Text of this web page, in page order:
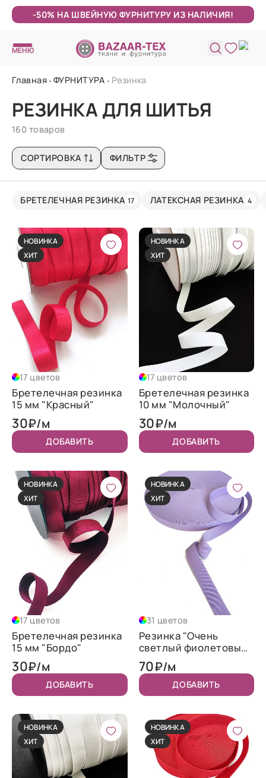
-50% НА ШВЕЙНУЮ ФУРНИТУРУ ИЗ НАЛИЧИЯ!
МЕНЮ
Главная ФУРНИТУРА Резинка
РЕЗИНКА ДЛЯ ШИТЬЯ
160 товаров
СОРТИРОВКА ФИЛЬТР
БРЕТЕЛЕЧНАЯ РЕЗИНКА 17 ЛАТЕКСНАЯ РЕЗИНКА 4
НОВИНКА
ХИТ
17 цветов
Бретелечная резинка
15 мм "Красный"
30₽/м
ДОБАВИТЬ
НОВИНКА
ХИТ
17 цветов
Бретелечная резинка
10 мм "Молочный"
30₽/м
ДОБАВИТЬ
НОВИНКА
ХИТ
17 цветов
Бретелечная резинка
15 мм "Бордо"
30₽/м
ДОБАВИТЬ
НОВИНКА
ХИТ
31 цветов
Резинка "Очень
светлый фиолетовый"
2.5 см
70₽/м
ДОБАВИТЬ
НОВИНКА
ХИТ
НОВИНКА
ХИТ